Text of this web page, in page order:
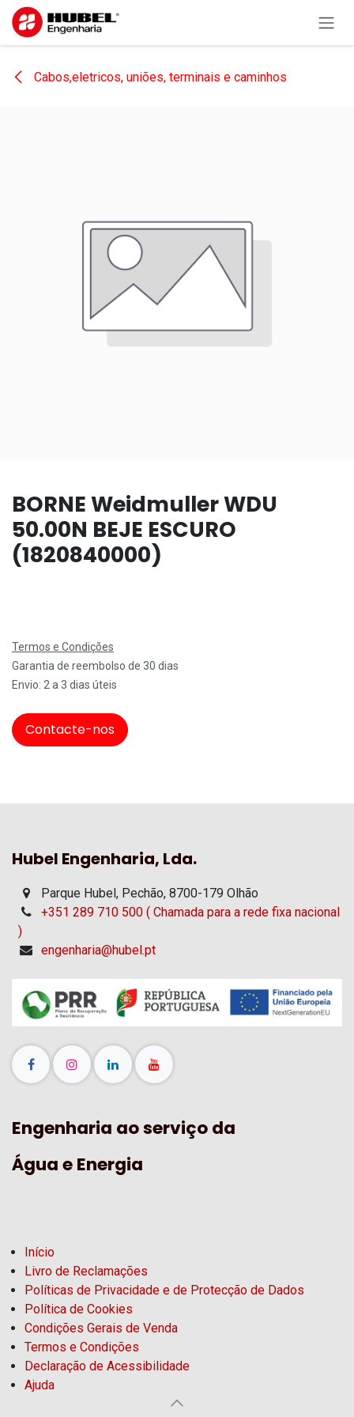
Pular para o conteúdo
Cabos,eletricos, uniões, terminais e caminhos
BORNE Weidmuller WDU
50.00N BEJE ESCURO
(1820840000)
Termos e Condições
Garantia de reembolso de 30 dias
Envio: 2 a 3 dias úteis
Contacte-nos
Hubel Engenharia, Lda.
Parque Hubel, Pechão, 8700-179 Olhão
+351 289 710 500 ( Chamada para a rede fixa nacional
)
engenharia@hubel.pt
Engenharia ao serviço da
Água e Energia
Início
Livro de Reclamações
Políticas de Privacidade e de Protecção de Dados
Política de Cookies
Condições Gerais de Venda
Termos e Condições
Declaração de Acessibilidade
Ajuda